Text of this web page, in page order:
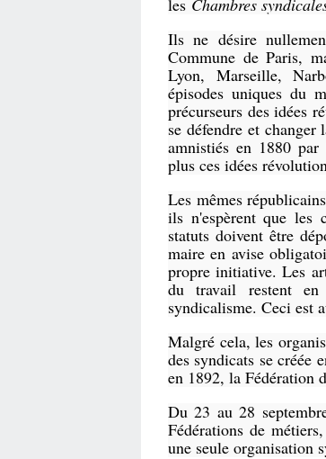
les Chambres
Ils ne désire
Commune de Paris,
Lyon, Marseille,
épisodes uniques du
précurseurs des idées
se défendre et
amnistiés en 1880
plus ces idées
Les mêmes
ils n'espèrent que les
statuts doivent être
maire en avise
propre initiative. Les
du travail restent
syndicalisme. Ceci est
Malgré cela, les
des syndicats se créée
en 1892, la Fédération
Du 23 au 28
Fédérations de
une seule organisation